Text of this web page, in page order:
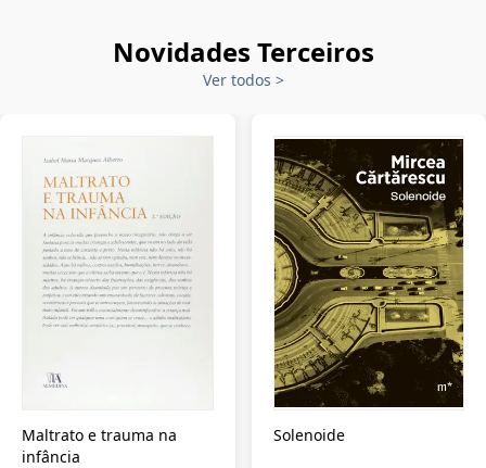
Novidades Terceiros
Ver todos >
Maltrato e trauma na
infância
Solenoide